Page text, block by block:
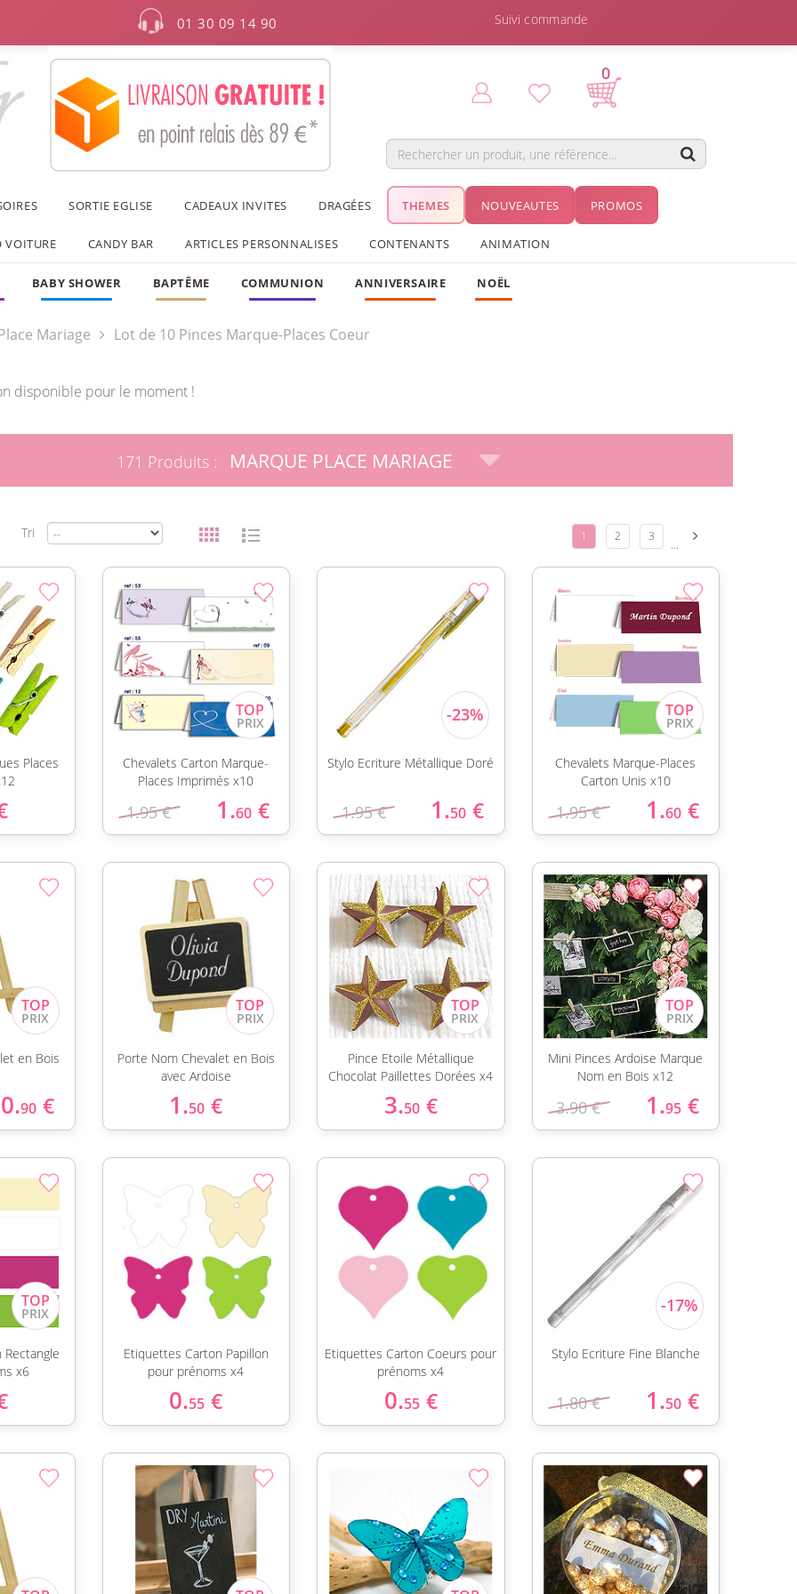
01 30 09 14 90 Suivi commande
0
SORTIE EGLISE CADEAUX INVITES DRAGÉES THEMES NOUVEAUTES PROMOS
VOITURE CANDY BAR ARTICLES PERSONNALISES CONTENANTS ANIMATION
BABY SHOWER BAPTÊME COMMUNION ANNIVERSAIRE NOËL
Mariage Lot de 10 Pinces Marque-Places Coeur
disponible pour le moment !
171 Produits : MARQUE PLACE MARIAGE
Tri 1 2 3 ...
Places
Chevalets Carton Marque-
Places Imprimés x10
1.95 € 1.60 €
Stylo Ecriture Métallique Doré
1.95 € 1.50 €
Chevalets Marque-Places
Carton Unis x10
1.95 € 1.60 €
en Bois
0.90 €
Porte Nom Chevalet en Bois
avec Ardoise
1.50 €
Pince Etoile Métallique
Chocolat Paillettes Dorées x4
3.50 €
Mini Pinces Ardoise Marque
Nom en Bois x12
3.90 € 1.95 €
x6
Etiquettes Carton Papillon
pour prénoms x4
0.55 €
Etiquettes Carton Coeurs pour
prénoms x4
0.55 €
Stylo Ecriture Fine Blanche
1.80 € 1.50 €